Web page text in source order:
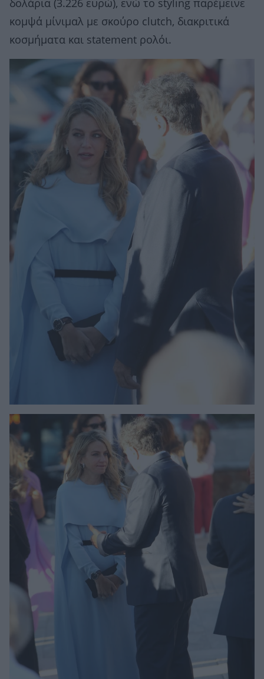
δολάρια (3.226 ευρώ), ενώ το styling παρέμεινε
κομψά μίνιμαλ με σκούρο clutch, διακριτικά
κοσμήματα και statement ρολόι.